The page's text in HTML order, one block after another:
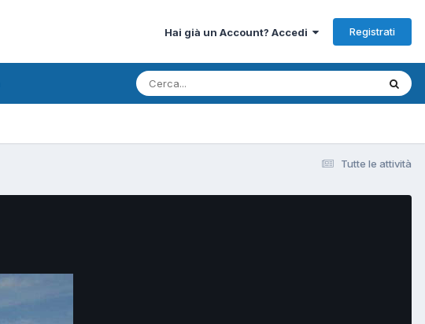
Hai già un Account? Accedi Registrati
Tutte le attività